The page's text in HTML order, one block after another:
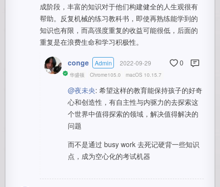
成阶段，丰富的知识对于他们构建健全的人生观很有
帮助。反复机械的练习教科书，即使再熟练能学到的
知识也有限，而高强度重复的收益可能很低，后面的
重复是在浪费生命和学习积极性。
conge Admin 2022-09-29 0
华盛顿 Chrome105.0 macOS 10.15.7
@夜未央: 希望这样的教育能保持孩子的好奇
心和创造性，有自主性与内驱力的去探索这
个世界中值得探索的领域，解决值得解决的
问题
而不是通过 busy work 去死记硬背一些知识
点，成为空心化的考试机器